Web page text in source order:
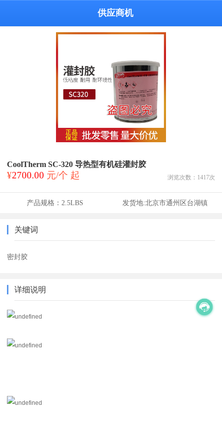
供应商机
CoolTherm SC-320 导热型有机硅灌封胶
¥2700.00 元/个 起 浏览次数： 1417次
产品规格： 2.5LBS 发货地:北京市通州区台湖镇
关键词
密封胶
详细说明